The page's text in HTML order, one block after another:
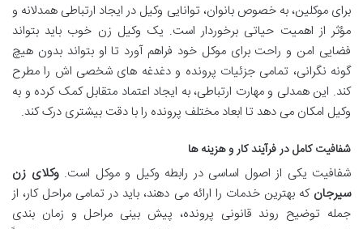
برای موکلین، به خصوص بانوان، توانایی وکیل در ایجاد ارتباطی همدلانه و
مؤثر از اهمیت حیاتی برخوردار است. یک وکیل زن خوب باید بتواند
فضایی امن و راحت برای موکل خود فراهم آورد تا او بتواند بدون هیچ
گونه نگرانی، تمامی جزئیات پرونده و دغدغه های شخصی اش را مطرح
کند. این همدلی و مهارت ارتباطی، به ایجاد اعتماد متقابل کمک کرده و به
وکیل امکان می دهد تا ابعاد مختلف پرونده را با دقت بیشتری درک کند.
شفافیت کامل در فرآیند کار و هزینه ها
شفافیت یکی از اصول اساسی در رابطه وکیل و موکل است.وکلای زن
سیرجان که بهترین خدمات را ارائه می دهند، باید در تمامی مراحل کار، از
جمله توضیح روند قانونی پرونده، پیش بینی مراحل و زمان بندی